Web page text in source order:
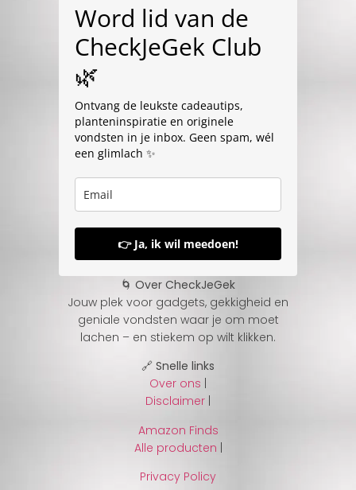
Word lid van de
CheckJeGek Club
🌿
Ontvang de leukste cadeautips,
planteninspiratie en originele
vondsten in je inbox. Geen spam, wél
een glimlach ✨
👉 Ja, ik wil meedoen!
🌀 Over CheckJeGek
Jouw plek voor gadgets, gekkigheid en
geniale vondsten waar je om moet
lachen – en stiekem op wilt klikken.
🔗 Snelle links
Over ons
Disclaimer
Amazon Finds
Alle producten |
Privacy Policy